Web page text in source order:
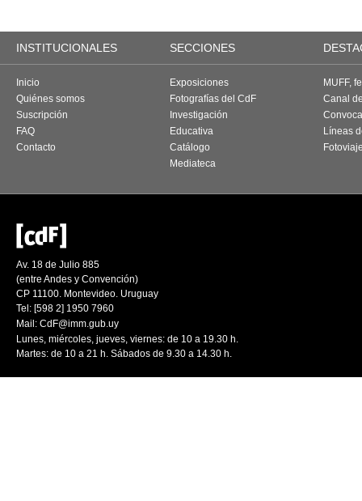
INSTITUCIONALES SECCIONES
Inicio
Quiénes somos
Suscripción
FAQ
Contacto
Exposiciones
Fotografías del CdF
Investigación
Educativa
Catálogo
Mediateca
MUFF,
Canal
Líneas
Av. 18 de Julio 885
(entre Andes y Convención)
CP 11100. Montevideo. Uruguay
Tel: [598 2] 1950 7960
Mail: CdF@imm.gub.uy
Lunes, miércoles, jueves, viernes: de 10 a 19.30 h.
Martes: de 10 a 21 h. Sábados de 9.30 a 14.30 h.